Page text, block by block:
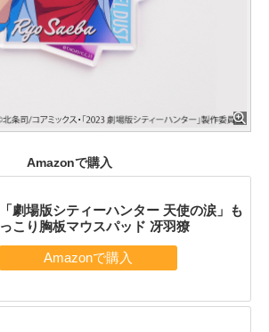
Amazonで購入
「劇場版シティーハンター 天使の涙」も
っこり胸板マウスパッド 冴羽獠